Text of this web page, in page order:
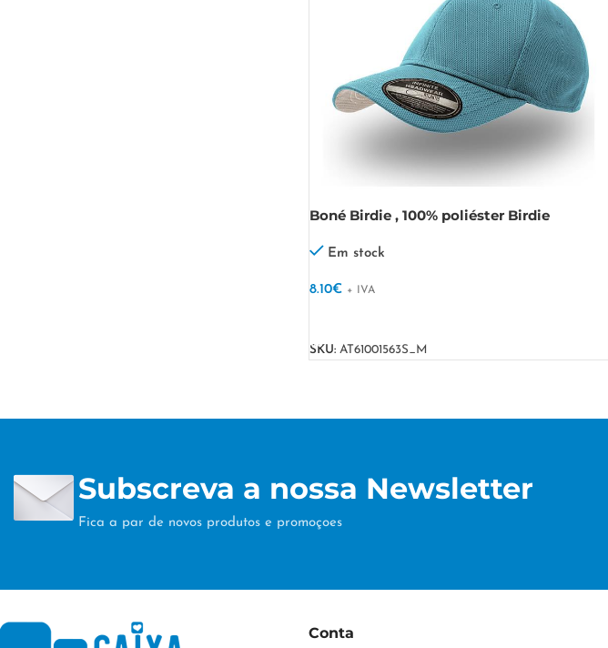
Boné Birdie , 100% poliéster Birdie
Em stock
8.10€ + IVA
SKU: AT61001563S_M
Subscreva a nossa Newsletter
Fica a par de novos produtos e promoçoes
Conta